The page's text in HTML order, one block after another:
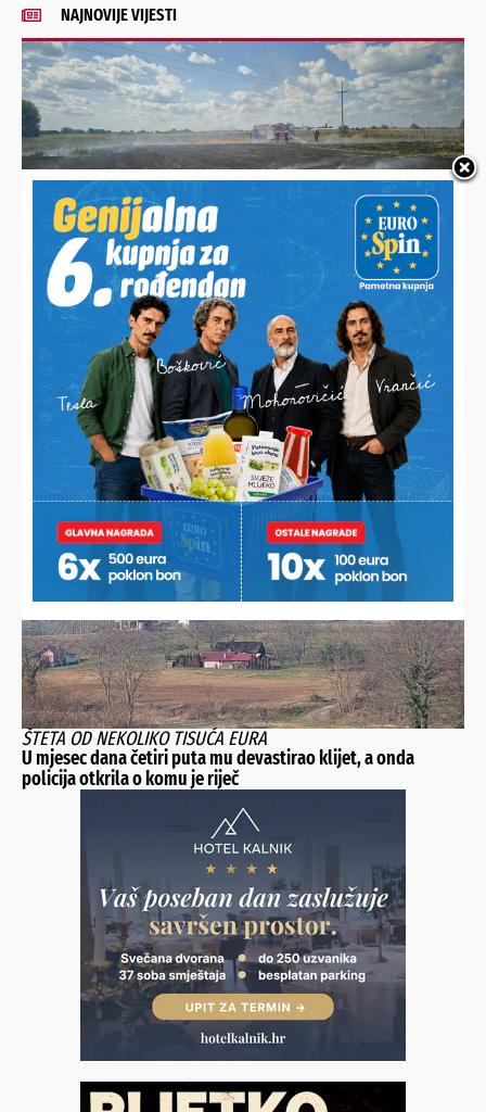
NAJNOVIJE VIJESTI
IGNORIRAO UPOZORENJA VATROGASACA
Palio stari trosjed pa zapalio susjedov pašnjak
TOTALNI BEZOBRAZLUK
Vikendaši bijesni zbog uništavanja ukrasa jezera: “Trgaju ih,
gaze čamcima i veslima!”
ŠTETA OD NEKOLIKO TISUĆA EURA
U mjesec dana četiri puta mu devastirao klijet, a onda
policija otkrila o komu je riječ